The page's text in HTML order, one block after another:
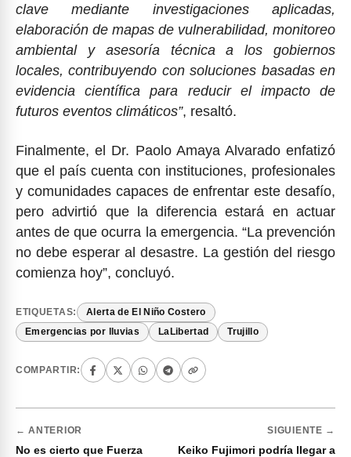
clave mediante investigaciones aplicadas,
elaboración de mapas de vulnerabilidad, monitoreo
ambiental y asesoría técnica a los gobiernos
locales, contribuyendo con soluciones basadas en
evidencia científica para reducir el impacto de
futuros eventos climáticos”, resaltó.
Finalmente, el Dr. Paolo Amaya Alvarado enfatizó
que el país cuenta con instituciones, profesionales
y comunidades capaces de enfrentar este desafío,
pero advirtió que la diferencia estará en actuar
antes de que ocurra la emergencia. “La prevención
no debe esperar al desastre. La gestión del riesgo
comienza hoy”, concluyó.
ETIQUETAS: Alerta de El Niño Costero
Emergencias por lluvias LaLibertad Trujillo
COMPARTIR:
← ANTERIOR
No es cierto que Fuerza
SIGUIENTE →
Keiko Fujimori podría llegar a